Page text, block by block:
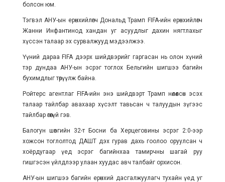
болсон юм.
Тэгвэл АНУ-ын ерөнхийлөгч Дональд Трамп FIFA-ийн ерөнхийлөгч
Жанни Инфантинод хандан уг асуудлыг дахин нягтлахыг
хүссэн талаар эх сурвалжууд мэдээлжээ.
Үүний дараа FIFA дээрх шийдвэрийг гаргасан нь олон хүний
тэр дундаа АНУ-ын эсрэг тоглох Бельгийн шигшээ багийн
бухимдлыг төрүүлж байна.
Ройтерс агентлаг FIFA-ийн энэ шийдвэрт Трамп нөлөөлсөн эсэх
талаар тайлбар авахаар хүсэлт тавьсан ч талуудын зүгээс
тайлбар өгөөгүй гэв.
Балогун шөвгийн 32-т Босни ба Херцеговины эсрэг 2:0-ээр
хожсон тоглолтод ДАШТ дэх гурав дахь гоолоо оруулсан ч
хоёрдугаар үед эсрэг багийнхаа тамирчны шагай руу
гишгэсэн үйлдлээр улаан хуудас авч талбайг орхисон.
АНУ-ын шигшээ багийн ерөнхий дасгалжуулагч тухайн үед уг